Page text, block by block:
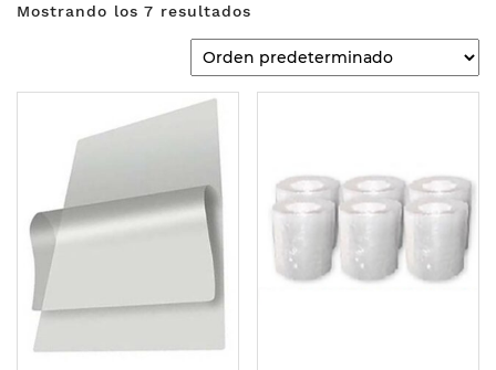
Mostrando los 7 resultados